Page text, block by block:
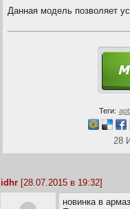
Данная модель позволяет
Теги:
28
idhr [28.07.2015 в 19:32]
новинка в